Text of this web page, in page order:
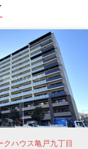
クハウス亀戸九丁目